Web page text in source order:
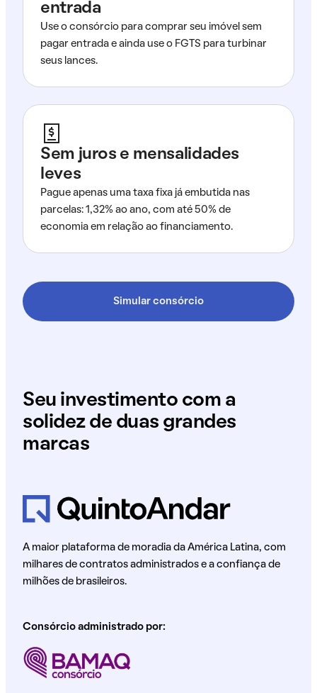
entrada
Use o consórcio para comprar seu imóvel sem
pagar entrada e ainda use o FGTS para turbinar
seus lances.
Sem juros e mensalidades
leves
Pague apenas uma taxa fixa já embutida nas
parcelas: 1,32% ao ano, com até 50% de
economia em relação ao financiamento.
Simular consórcio
Seu investimento com a
solidez de duas grandes
marcas
A maior plataforma de moradia da América Latina, com
milhares de contratos administrados e a confiança de
milhões de brasileiros.
Consórcio administrado por: